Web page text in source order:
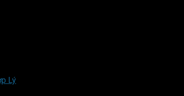
Lý